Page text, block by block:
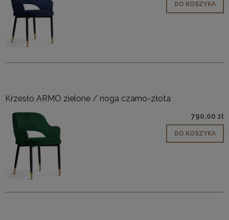
DO KOSZYKA
Krzesło ARMO zielone / noga czarno-złota
790,00 zł
DO KOSZYKA